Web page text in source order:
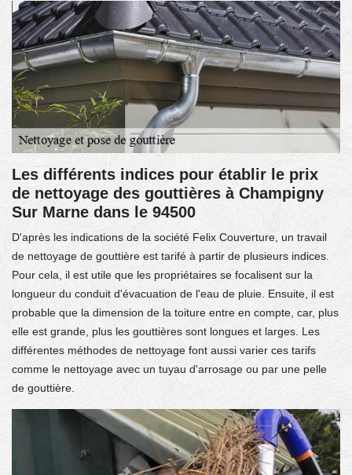
Les différents indices pour établir le prix
de nettoyage des gouttières à Champigny
Sur Marne dans le 94500
D'après les indications de la société Felix Couverture, un travail
de nettoyage de gouttière est tarifé à partir de plusieurs indices.
Pour cela, il est utile que les propriétaires se focalisent sur la
longueur du conduit d'évacuation de l'eau de pluie. Ensuite, il est
probable que la dimension de la toiture entre en compte, car, plus
elle est grande, plus les gouttières sont longues et larges. Les
différentes méthodes de nettoyage font aussi varier ces tarifs
comme le nettoyage avec un tuyau d'arrosage ou par une pelle
de gouttière.